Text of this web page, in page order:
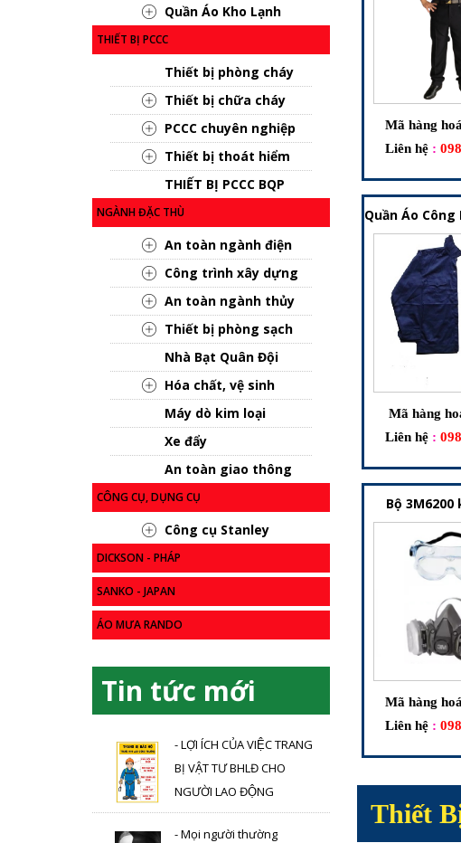
Mã hàng
Liên hệ :
Quần Áo
Mã hàng
Liên hệ :
Bộ
Mã hàng
Liên hệ :
Thiết
Quần Áo Kho Lạnh
THIẾT BỊ PCCC
Thiết bị phòng cháy
Thiết bị chữa cháy
PCCC chuyên nghiệp
Thiết bị thoát hiểm
THIẾT BỊ PCCC BQP
NGÀNH ĐẶC THÙ
An toàn ngành điện
Công trình xây dựng
An toàn ngành thủy
Thiết bị phòng sạch
Nhà Bạt Quân Đội
Hóa chất, vệ sinh
Máy dò kim loại
Xe đẩy
An toàn giao thông
CÔNG CỤ, DỤNG CỤ
Công cụ Stanley
DICKSON - PHÁP
SANKO - JAPAN
ÁO MƯA RANDO
Tin tức mới
- LỢI ÍCH CỦA VIỆC TRANG
BỊ VẬT TƯ BHLĐ CHO
NGƯỜI LAO ĐỘNG
- Mọi người thường